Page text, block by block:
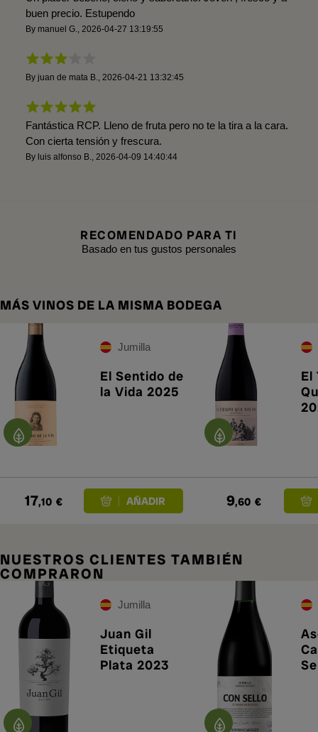
buen precio. Estupendo
By manuel G. 2026-04-27 13:19:55
By juan de mata B. 2026-04-21 13:32:45
Fantástica RCP. Lleno de fruta pero no te la tira a la cara.
Con cierta tensión y frescura.
By luis alfonso B. 2026-04-09 14:40:44
RECOMENDADO PARA TI
Basado en tus gustos personales
MÁS VINOS DE LA MISMA BODEGA
Jumilla
El Sentido de
la Vida 2025
17,10 €
El
9,60 €
NUESTROS CLIENTES TAMBIÉN
COMPRARON
Jumilla
Juan Gil
Etiqueta
Plata 2023